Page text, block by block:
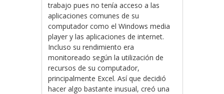
trabajo pues no tenía acceso a las
aplicaciones comunes de su
computador como el Windows media
player y las aplicaciones de internet.
Incluso su rendimiento era
monitoreado según la utilización de
recursos de su computador,
principalmente Excel. Así que decidió
hacer algo bastante inusual, creó una